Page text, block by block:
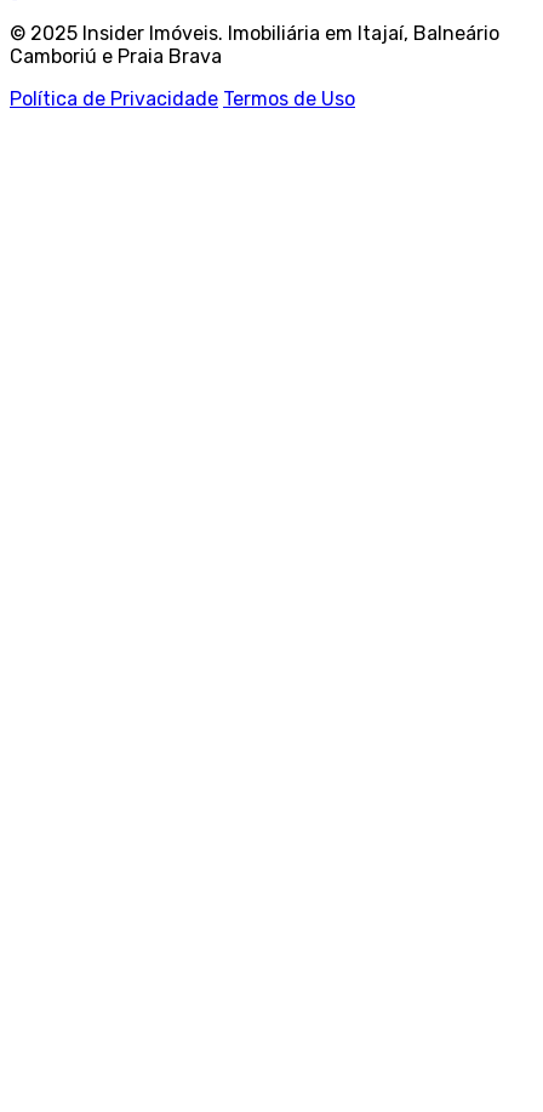
© 2025 Insider Imóveis. Imobiliária em Itajaí, Balneário
Camboriú e Praia Brava
Política de Privacidade Termos de Uso